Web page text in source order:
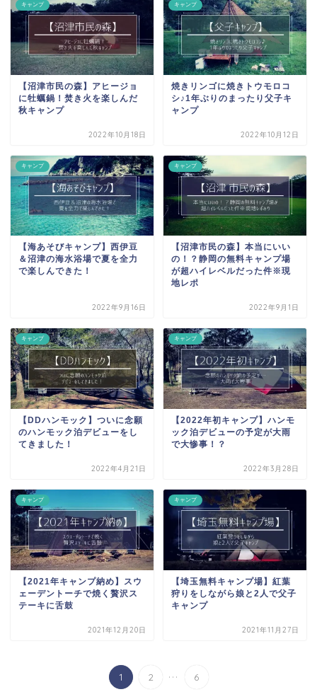
キャンプ
【沼津市民の森】アヒージョ
に牡蠣鍋！焚き火を楽しんだ
秋キャンプ
2022年10月18日
キャンプ
焼きリンゴに焼きトウモロコ
シ♪1年ぶりのまったり父子キ
ャンプ
2022年10月12日
キャンプ
【海あそびキャンプ】西伊豆
＆沼津の海水浴場で夏を全力
で楽しんできた！
2022年9月16日
キャンプ
【沼津市民の森】本当にいい
の！？静岡の無料キャンプ場
が超ハイレベルだった件※現
地レポ
2022年9月1日
キャンプ
【DDハンモック】ついに念願
のハンモック泊デビューをし
てきました！
2022年4月21日
キャンプ
【2022年初キャンプ】ハンモ
ック泊デビューの予定が大雨
で大惨事！？
2022年3月28日
キャンプ
【2021年キャンプ納め】スウ
ェーデントーチで焼く贅沢ス
テーキに舌鼓
2021年12月20日
キャンプ
【埼玉無料キャンプ場】紅葉
狩りをしながら娘と2人で父子
キャンプ
2021年11月27日
1 2 ... 6